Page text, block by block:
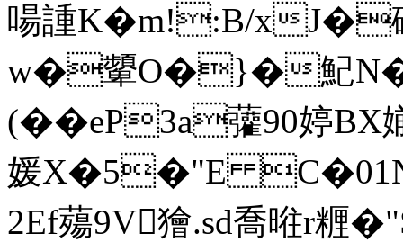
啺諥K�m!:B/xJ�
w�顰O�}�魢N�
(��eP3a虇90婷BX媊
媛X�5�"E
2Ef薚9V獪.sd喬暀r